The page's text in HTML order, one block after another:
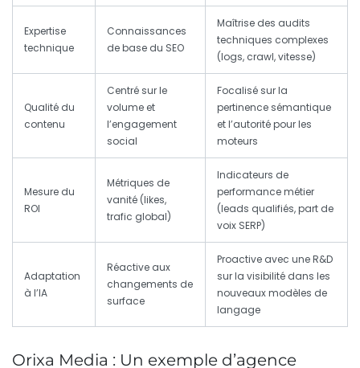
Expertise
technique
Connaissances
de base du SEO
Maîtrise des audits
techniques complexes
(logs, crawl, vitesse)
Qualité du
contenu
Centré sur le
volume et
l’engagement
social
Focalisé sur la
pertinence sémantique
et l’autorité pour les
moteurs
Mesure du
ROI
Métriques de
vanité (likes,
trafic global)
Indicateurs de
performance métier
(leads qualifiés, part de
voix SERP)
Adaptation
à l’IA
Réactive aux
changements de
surface
Proactive avec une R&D
sur la visibilité dans les
nouveaux modèles de
langage
Orixa Media : Un exemple d’agence